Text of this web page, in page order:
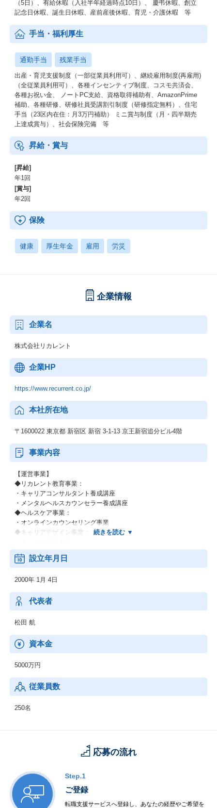
（5日）、有給休暇（入社半年経過時点10日）、 慶弔休暇、創立
記念日休暇、誕生日休暇、産前産後休暇、育児・介護休暇 等
手当・福利厚生
通勤手当 残業手当
出産・育児支援制度（一部従業員利用可）、継続雇用制度(再雇用)
（全従業員利用可）、各種インセンティブ制度、コスモ共済会、
各種お祝い金、 ノートPC支給、資格取得補助有、AmazonPrime
補助、各種研修、研修社員受講割引制度（研修指定無料）、住宅
手当（23区内在住：月3万円補助） ミニ賞与制度（月・四半期売
上達成賞与）、社会保険完備 等
昇給・賞与
[昇給]
年1回
[賞与]
年2回
保険
健康 厚生年金 雇用 労災
企業情報
企業名
株式会社リカレント
企業HP
https://www.recurrent.co.jp/
本社所在地
〒1600022 東京都 新宿区 新宿 3-1-13 京王新宿追分ビル4階
事業内容
【運営事業】
◆リカレント教育事業：
・キャリアコンサルタント養成講座
・メンタルヘルスカウンセラー養成講座
◆ヘルスケア事業：
・オンラインカウンセリング事業
◆キャリアデザイン事業：
・キャリアコンサルティング支援
・キャリア形成支援
【運営ブランド】
◆好きを仕事にする学校 リカレント(R)
◆リカレントキャリアデザインスクール
◆リカレントメンタルヘルススクール
設立年月日
2000年 1月 4日
代表者
松田 航
資本金
5000万円
従業員数
250名
応募の流れ
Step.1
ご登録
転職支援サービスへ登録し、あなたの経歴やご希望を